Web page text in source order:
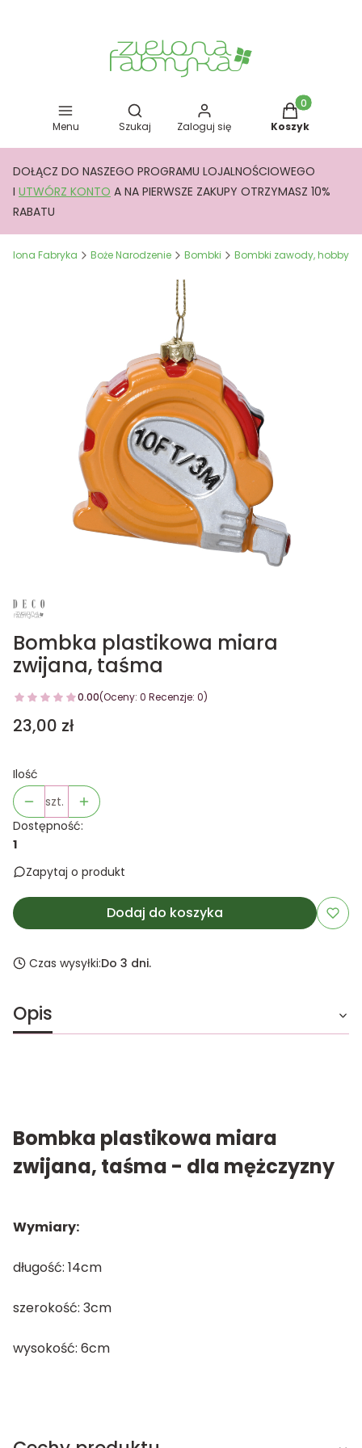
Menu
Otwórz wyszukiwarkę
Szukaj Zaloguj się
Produkty w
Koszyk
DOŁĄCZ DO NASZEGO PROGRAMU LOJALNOŚCIOWEGO
I UTWÓRZ KONTO A NA PIERWSZE ZAKUPY OTRZYMASZ 10%
RABATU
Zielona Fabryka Boże Narodzenie Bombki Bombki zawody, hobby
Bombka plastikowa miara
zwijana, taśma
0.00(Oceny: 0 Recenzje: 0)
Cena
23,00 zł
Ilość
szt.
Dostępność:
1
Zapytaj o produkt
Dodaj do koszyka
Czas wysyłki:Do 3 dni.
Opis
Bombka plastikowa miara
zwijana, taśma - dla mężczyzny
Wymiary:
długość: 14cm
szerokość: 3cm
wysokość: 6cm